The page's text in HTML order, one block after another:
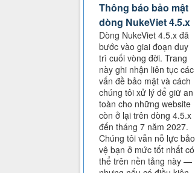
Thông báo bảo mật
dòng NukeViet 4.5.x
Dòng NukeViet 4.5.x đã
bước vào giai đoạn duy
trì cuối vòng đời. Trang
này ghi nhận liên tục các
vấn đề bảo mật và cách
chúng tôi xử lý để giữ an
toàn cho những website
còn ở lại trên dòng 4.5.x
đến tháng 7 năm 2027.
Chúng tôi vẫn nỗ lực bảo
vệ bạn ở mức tốt nhất có
thể trên nền tảng này —